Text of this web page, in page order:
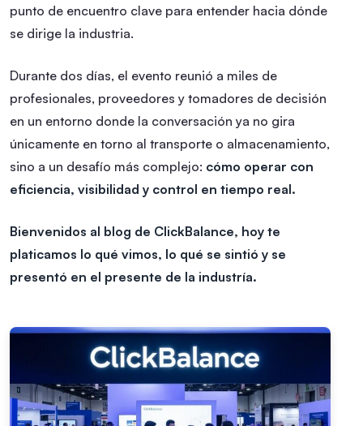
punto de encuentro clave para entender hacia dónde
se dirige la industria.
Durante dos días, el evento reunió a miles de
profesionales, proveedores y tomadores de decisión
en un entorno donde la conversación ya no gira
únicamente en torno al transporte o almacenamiento,
sino a un desafío más complejo: cómo operar con
eficiencia, visibilidad y control en tiempo real.
Bienvenidos al blog de ClickBalance, hoy te
platicamos lo qué vimos, lo qué se sintió y se
presentó en el presente de la industría.